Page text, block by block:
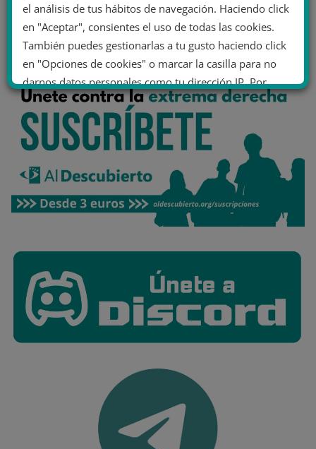
¿Eres miembro?Inicia sesión
el análisis de tus hábitos de navegación. Haciendo click
en "Aceptar", consientes el uso de todas las cookies.
También puedes gestionarlas a tu gusto haciendo click
en "Opciones de cookies" o marcar la casilla para no
darnos datos personales como tu dirección IP. Por
último, puedes leer nuestra Política de cookies.
No dar mi información personal
Aceptar cookies
Política de cookies